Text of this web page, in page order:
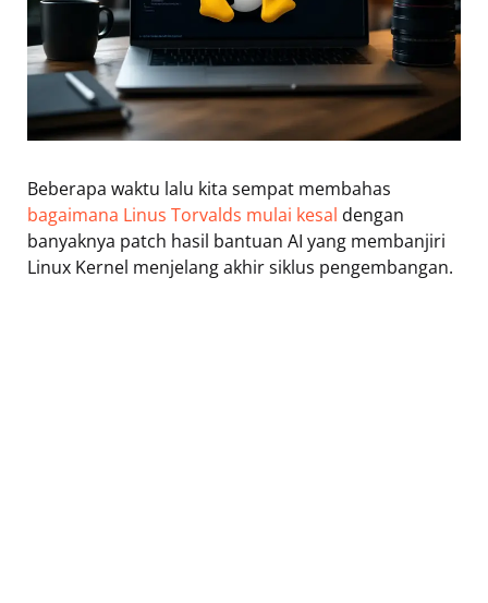
Beberapa waktu lalu kita sempat membahas
bagaimana Linus Torvalds mulai kesal dengan
banyaknya patch hasil bantuan AI yang membanjiri
Linux Kernel menjelang akhir siklus pengembangan.